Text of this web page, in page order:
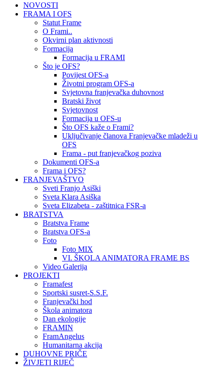
NOVOSTI
FRAMA I OFS
Statut Frame
O Frami..
Okvirni plan aktivnosti
Formacija
Formacija u FRAMI
Što je OFS?
Povijest OFS-a
Životni program OFS-a
Svjetovna franjevačka duhovnost
Bratski život
Svjetovnost
Formacija u OFS-u
Što OFS kaže o Frami?
Uključivanje članova Franjevačke mladeži u
OFS
Frama - put franjevačkog poziva
Dokumenti OFS-a
Frama i OFS?
FRANJEVAŠTVO
Sveti Franjo Asiški
Sveta Klara Asiška
Sveta Elizabeta - zaštitnica FSR-a
BRATSTVA
Bratstva Frame
Bratstva OFS-a
Foto
Foto MIX
VI. ŠKOLA ANIMATORA FRAME BS
Video Galerija
PROJEKTI
Framafest
Sportski susret-S.S.F.
Franjevački hod
Škola animatora
Dan ekologije
FRAMIN
FramAngelus
Humanitarna akcija
DUHOVNE PRIČE
ŽIVJETI RIJEČ